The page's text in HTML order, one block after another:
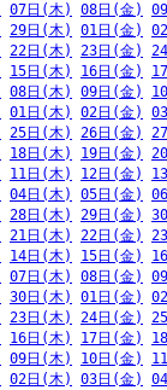
07日(木) 08日(金)
29日(木) 01日(金)
22日(木) 23日(金)
15日(木) 16日(金)
08日(木) 09日(金)
01日(木) 02日(金)
25日(木) 26日(金)
18日(木) 19日(金)
11日(木) 12日(金)
04日(木) 05日(金)
28日(木) 29日(金)
21日(木) 22日(金)
14日(木) 15日(金)
07日(木) 08日(金)
30日(木) 01日(金)
23日(木) 24日(金)
16日(木) 17日(金)
09日(木) 10日(金)
02日(木) 03日(金)